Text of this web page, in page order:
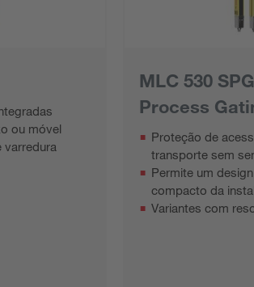
ou móvel
varredura
MLC 530
Process
Proteção de
transporte sem
Permite um
compacto da
Variantes com